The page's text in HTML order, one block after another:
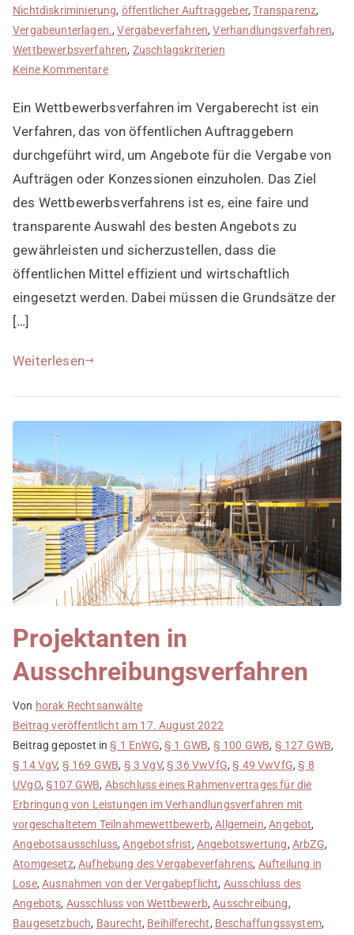
Nichtdiskriminierung, öffentlicher Auftraggeber,Transparenz,
Vergabeunterlagen.,Vergabeverfahren,Verhandlungsverfahren,
Wettbewerbsverfahren, Zuschlagskriterien
Keine Kommentarezu
im
Vergaberecht
Ein Wettbewerbsverfahren im Vergaberecht ist ein
Verfahren, das von öffentlichen Auftraggebern
durchgeführt wird, um Angebote für die Vergabe von
Aufträgen oder Konzessionen einzuholen. Das Ziel
des Wettbewerbsverfahrens ist es, eine faire und
transparente Auswahl des besten Angebots zu
gewährleisten und sicherzustellen, dass die
öffentlichen Mittel effizient und wirtschaftlich
eingesetzt werden. Dabei müssen die Grundsätze der
[…]
Weiterlesen
Projektanten in
Ausschreibungsverfahren
Von horak Rechtsanwälte
Beitrag veröffentlicht am 17. August 2022
Beitrag gepostet in§ 1 EnWG,§ 1 GWB, § 100 GWB, § 127 GWB,
§ 14 VgV, § 169 GWB, § 3 VgV,§ 36 VwVfG,§ 49 VwVfG,§ 8
UVgO,§107 GWB, Abschluss eines Rahmenvertrages für die
Erbringung von Leistungen im Verhandlungsverfahren mit
vorgeschaltetem Teilnahmewettbewerb,Allgemein,Angebot,
Angebotsausschluss,Angebotsfrist, Angebotswertung, ArbZG,
Atomgesetz,Aufhebung des Vergabeverfahrens, Aufteilung in
Lose,Ausnahmen von der Vergabepflicht, Ausschluss des
Angebots, Ausschluss von Wettbewerb,Ausschreibung,
Baugesetzbuch, Baurecht, Beihilferecht, Beschaffungssystem,